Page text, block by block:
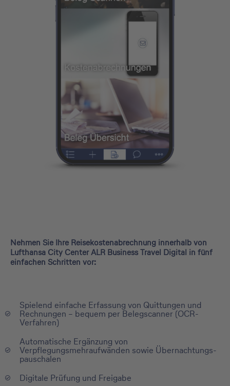
Nehmen Sie Ihre Reisekostenabrechnung innerhalb von
Lufthansa City Center ALR Business Travel Digital in fünf
einfachen Schritten vor:
Spielend einfache Erfassung von Quittungen und
Rechnungen – bequem per Belegscanner (OCR-
Verfahren)
Automatische Ergänzung von
Verpflegungsmehraufwänden sowie Übernachtungs-
pauschalen
Digitale Prüfung und Freigabe